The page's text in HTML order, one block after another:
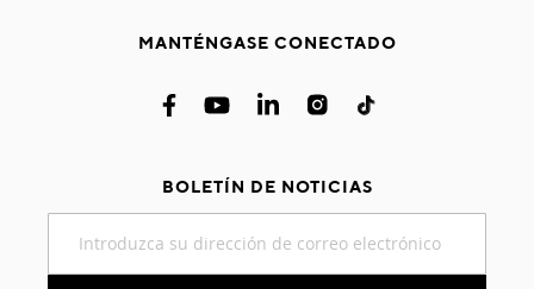
MANTÉNGASE CONECTADO
BOLETÍN DE NOTICIAS
nuestro